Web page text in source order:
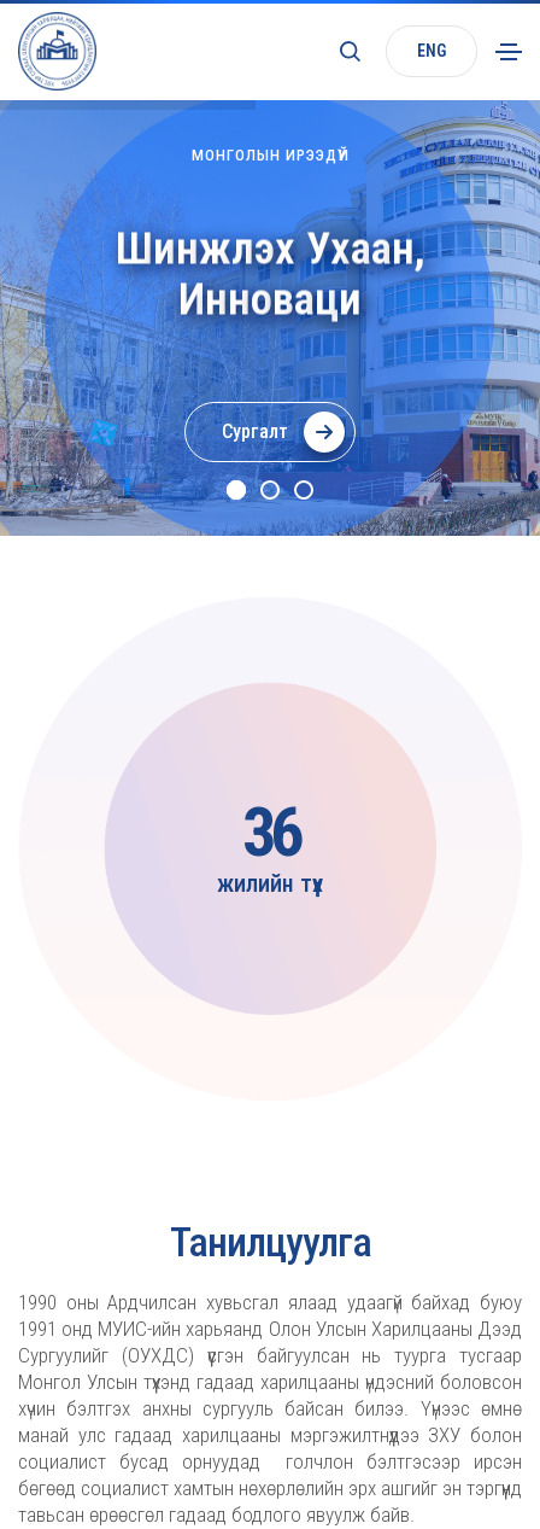
ENG
МОНГОЛЫН ИРЭЭДҮЙ
Шинжлэх Ухаан,
Инноваци
Сургалт
36
жилийн түүх
Танилцуулга
1990 оны Ардчилсан хувьсгал ялаад удаагүй байхад буюу
1991 онд МУИС-ийн харьяанд Олон Улсын Харилцааны Дээд
Сургуулийг (ОУХДС) үүсгэн байгуулсан нь туурга тусгаар
Монгол Улсын түүхэнд гадаад харилцааны үндэсний боловсон
хүчин бэлтгэх анхны сургууль байсан билээ. Үүнээс өмнө
манай улс гадаад харилцааны мэргэжилтнүүдээ ЗХУ болон
социалист бусад орнуудад голчлон бэлтгэсээр ирсэн
бөгөөд социалист хамтын нөхөрлөлийн эрх ашгийг эн тэргүүнд
тавьсан өрөөсгөл гадаад бодлого явуулж байв.